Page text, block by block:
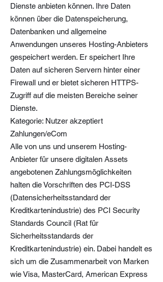
Dienste anbieten können. Ihre Daten
können über die Datenspeicherung,
Datenbanken und allgemeine
Anwendungen unseres Hosting-Anbieters
gespeichert werden. Er speichert Ihre
Daten auf sicheren Servern hinter einer
Firewall und er bietet sicheren HTTPS-
Zugriff auf die meisten Bereiche seiner
Dienste.
Kategorie: Nutzer akzeptiert
Zahlungen/eCom
Alle von uns und unserem Hosting-
Anbieter für unsere digitalen Assets
angebotenen Zahlungsmöglichkeiten
halten die Vorschriften des PCI-DSS
(Datensicherheitsstandard der
Kreditkartenindustrie) des PCI Security
Standards Council (Rat für
Sicherheitsstandards der
Kreditkartenindustrie) ein. Dabei handelt es
sich um die Zusammenarbeit von Marken
wie Visa, MasterCard, American Express